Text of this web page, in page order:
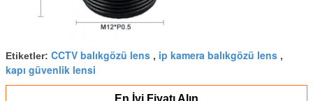
Etiketler: CCTV balıkgözü lens , ip kamera balıkgözü lens ,
kapı güvenlik lensi
En İyi Fiyatı Alın